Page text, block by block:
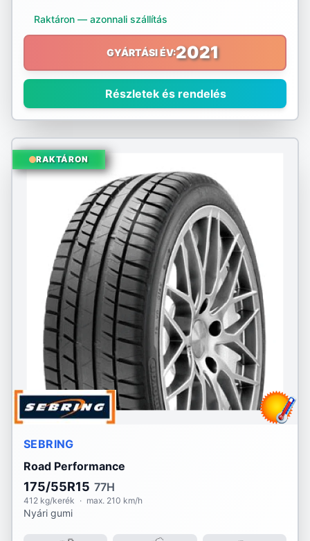
Raktáron — azonnali szállítás
GYÁRTÁSI ÉV:2021
Részletek és rendelés
RAKTÁRON
SEBRING
Road Performance
175/55R15 77H
412 kg/kerék · max. 210 km/h
Nyári gumi